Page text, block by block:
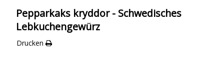
Pepparkaks kryddor - Schwedisches
Lebkuchengewürz
Drucken